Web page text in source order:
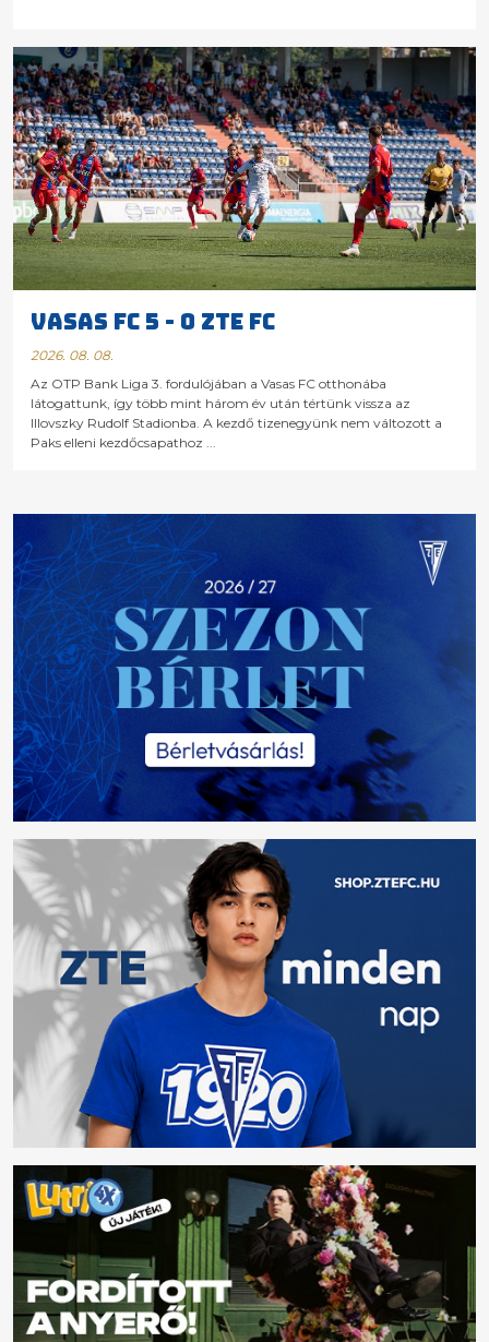
VASAS FC 5 - 0 ZTE FC
2026. 08. 08.
Az OTP Bank Liga 3. fordulójában a Vasas FC otthonába
látogattunk, így több mint három év után tértünk vissza az
Illovszky Rudolf Stadionba. A kezdő tizenegyünk nem változott a
Paks elleni kezdőcsapathoz ...